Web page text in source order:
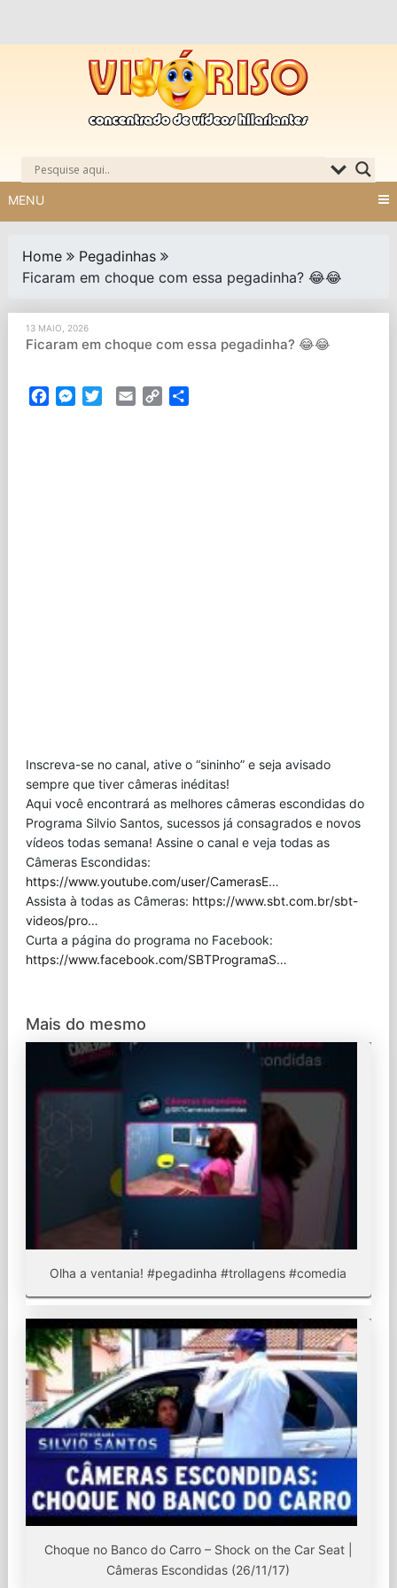
MENU
Home
Pegadinhas
Ficaram em choque com essa pegadinha? 😂😂
13 MAIO, 2026
Ficaram em choque com essa pegadinha? 😂😂
FacebookMessenger
TwitterEmail Copy
Inscreva-se no canal, ative o “sininho” e seja avisado
sempre que tiver câmeras inéditas!
Aqui você encontrará as melhores câmeras escondidas do
Programa Silvio Santos, sucessos já consagrados e novos
vídeos todas semana! Assine o canal e veja todas as
Câmeras Escondidas:
https://www.youtube.com/user/CamerasE…
Assista à todas as Câmeras: https://www.sbt.com.br/sbt-
videos/pro…
Curta a página do programa no Facebook:
https://www.facebook.com/SBTProgramaS…
Mais do mesmo
Olha a ventania! #pegadinha #trollagens #comedia
Choque no Banco do Carro – Shock on the Car Seat |
Câmeras Escondidas (26/11/17)